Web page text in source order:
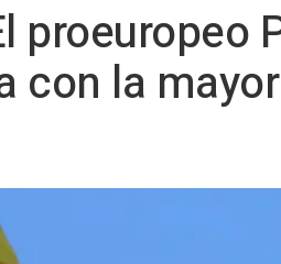
proeuropeo
con la